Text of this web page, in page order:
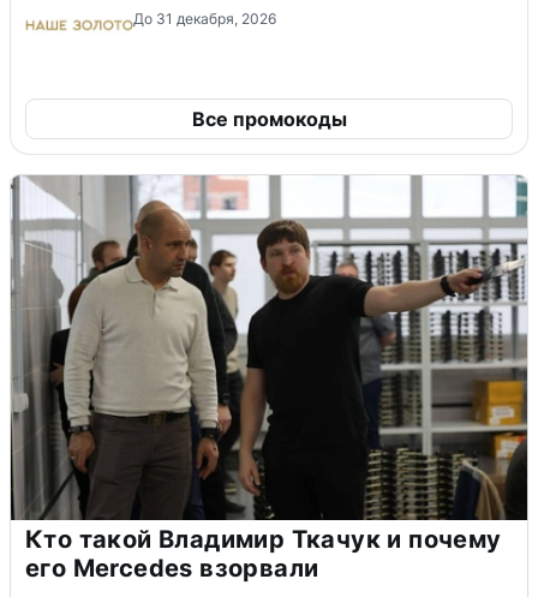
До 31 декабря, 2026
Все промокоды
Кто такой Владимир Ткачук и почему
его Mercedes взорвали